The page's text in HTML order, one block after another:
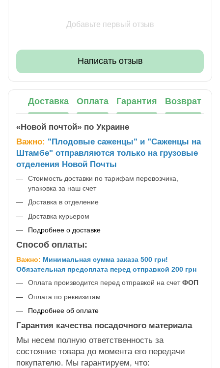
Добавьте первый отзыв
Написать отзыв
Доставка Оплата Гарантия Возврат
«Новой почтой» по Украине
Важно: "Плодовые саженцы" и "Саженцы на
Штамбе" отправляются только на грузовые
отделения Новой Почты
Стоимость доставки по тарифам перевозчика,
упаковка за наш счет
Доставка в отделение
Доставка курьером
Подробнее о доставке
Способ оплаты:
Важно: Минимальная сумма заказа 500 грн!
Обязательная предоплата перед отправкой 200 грн
Оплата производится перед отправкой на счетФОП
Оплата по реквизитам
Подробнее об оплате
Гарантия качества посадочного материала
Мы несем полную ответственность за
состояние товара до момента его передачи
покупателю. Мы гарантируем, что: